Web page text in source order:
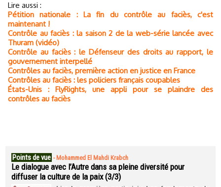
Lire aussi :
Pétition nationale : La fin du contrôle au faciès, c'est
maintenant !
Contrôle au faciès : la saison 2 de la web-série lancée avec
Thuram (vidéo)
Contrôle au faciès : le Défenseur des droits au rapport, le
gouvernement interpellé
Contrôles au faciès, première action en justice en France
Contrôles au faciès : les policiers français coupables
États-Unis : FlyRights, une appli pour se plaindre des
contrôles au faciès
Points de vue - Mohammed El Mahdi Krabch
Le dialogue avec l’Autre dans sa pleine diversité pour
diffuser la culture de la paix (3/3)